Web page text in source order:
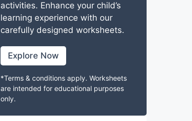
activities. Enhance your child’s
learning experience with our
carefully designed worksheets.
Explore Now
*Terms & conditions apply. Worksheets
are intended for educational purposes
only.